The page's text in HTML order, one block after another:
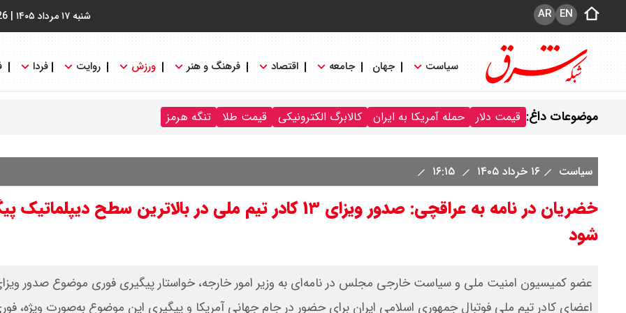
شنبه ۱۷ مرداد ۱۴۰۵ | EN
AR
سیاست جهان جامعه اقتصاد فرهنگ و هنر ورزش روایت فردا
موضوعات داغ: قیمت دلار حمله آمریکا به ایران کالابرگ الکترونیکی قیمت طلا تنگه هرمز
سیاست ۱۶ خرداد ۱۴۰۵
خضریان در نامه به عراقچی: صدور ویزای ۱۳ کادر تیم ملی در بالاترین سطح
شود
اعضای کادر تیم ملی فوتبال جمهوری اسلامی ایران برای حضور در جام جهانی آمریکا و پیگیری این موضوع به‌صورت ویژه،